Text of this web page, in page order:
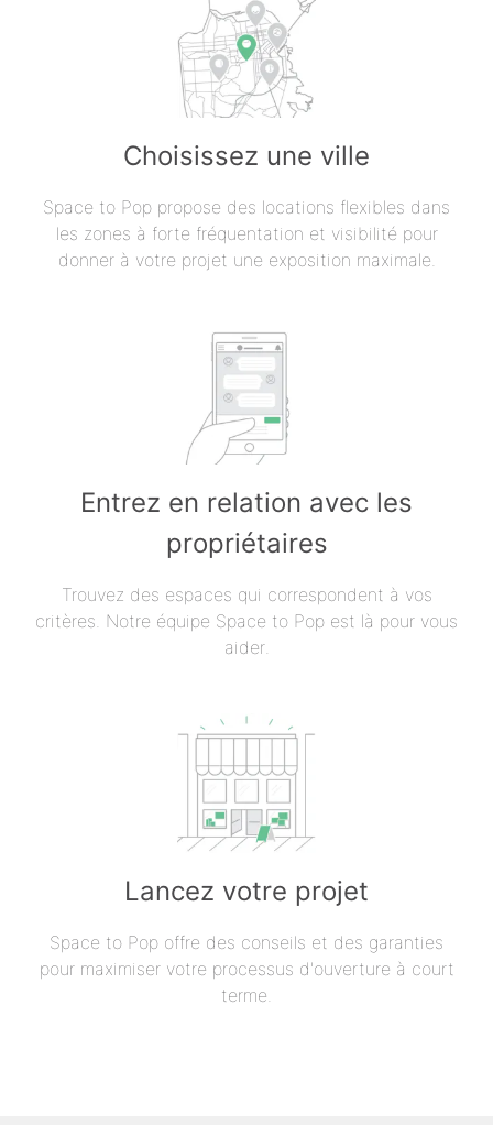
Choisissez une ville
Space to Pop propose des locations flexibles dans
les zones à forte fréquentation et visibilité pour
donner à votre projet une exposition maximale.
Entrez en relation avec les
propriétaires
Trouvez des espaces qui correspondent à vos
critères. Notre équipe Space to Pop est là pour vous
aider.
Lancez votre projet
Space to Pop offre des conseils et des garanties
pour maximiser votre processus d'ouverture à court
terme.